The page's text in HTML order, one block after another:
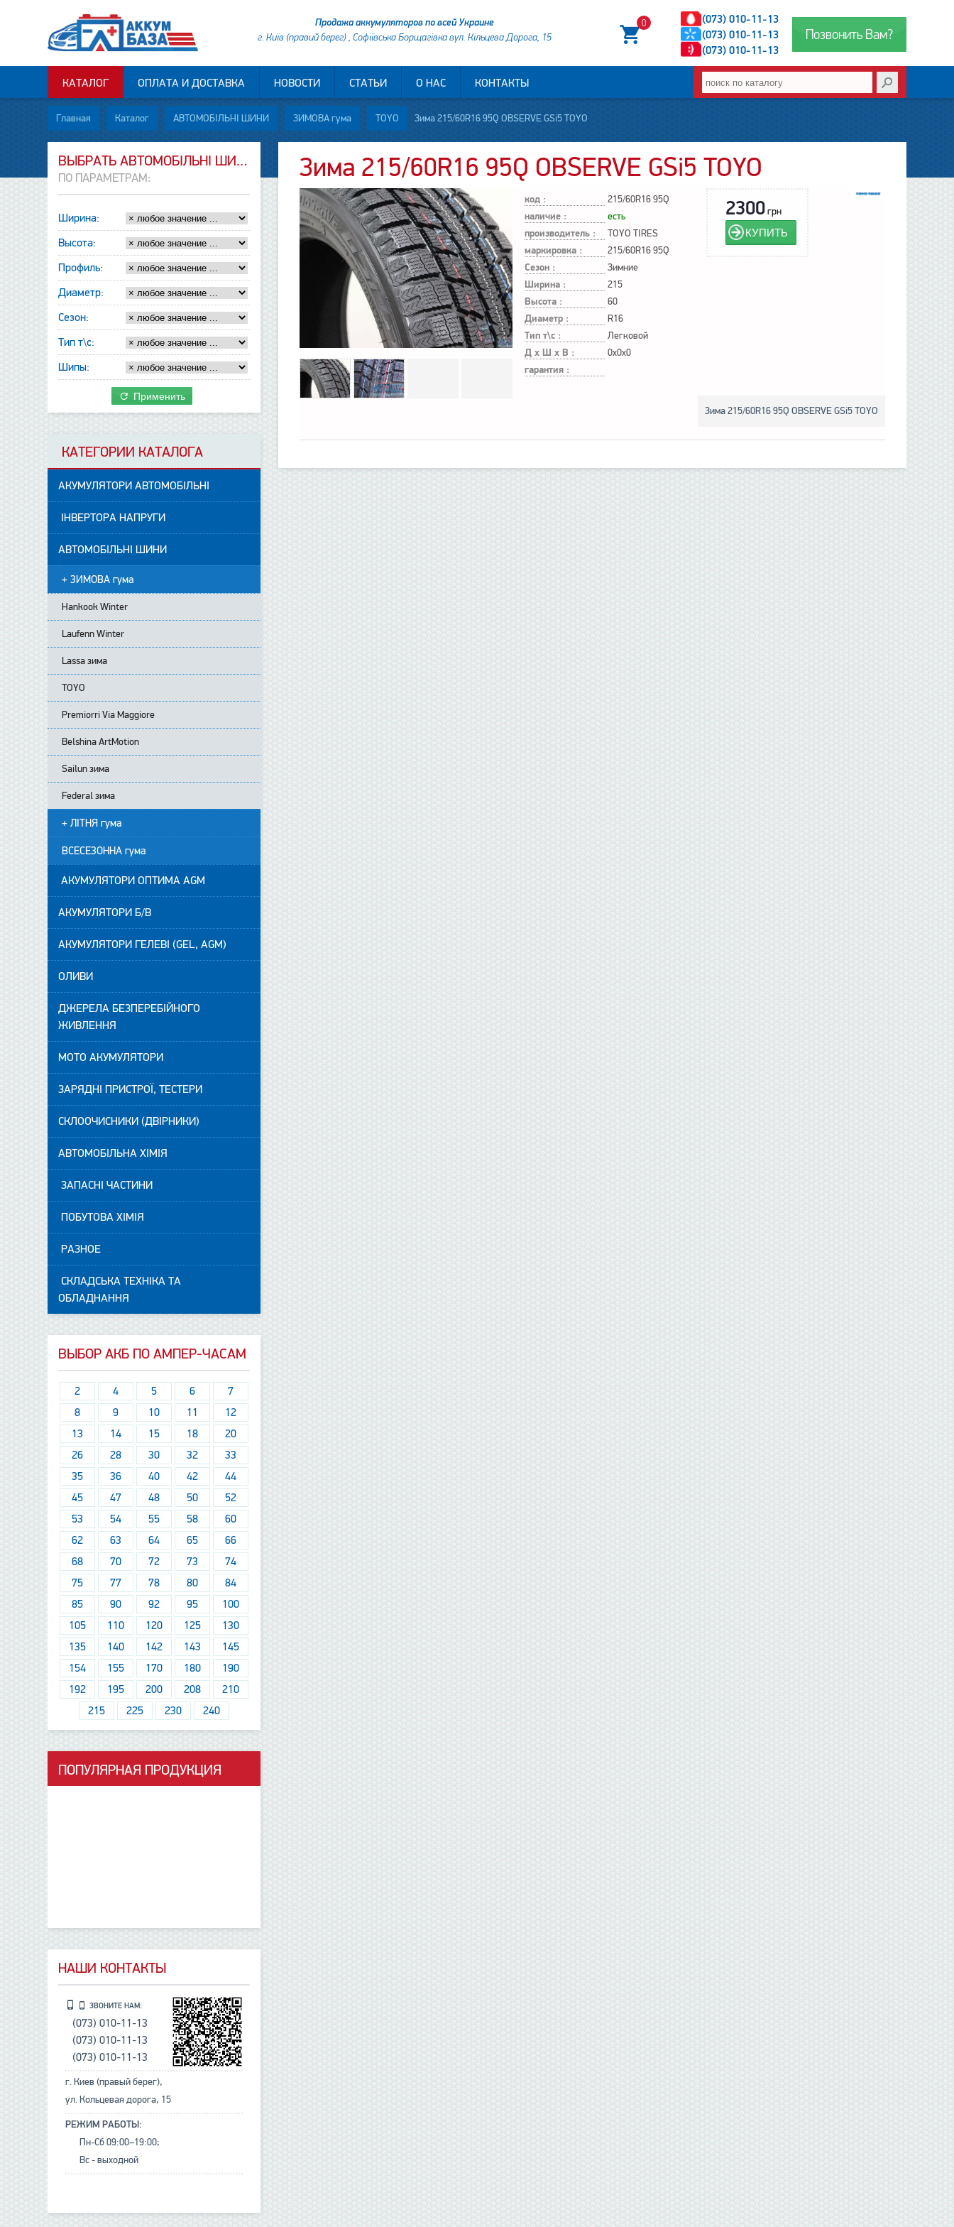
Позвонить Вам?
(073) 010-11-13
(073) 010-11-13
(073) 010-11-13
0
Продажа аккумуляторов по всей Украине
г. Київ (правий берег) , Софіївська Борщагівка вул. Кільцева Дорога, 15
КАТАЛОГ ОПЛАТА И ДОСТАВКА НОВОСТИ СТАТЬИ О НАС КОНТАКТЫ
Главная Каталог АВТОМОБІЛЬНІ ШИНИ ЗИМОВА гума TOYO Зима 215/60R16 95Q OBSERVE GSi5 TOYO
Зима 215/60R16 95Q OBSERVE GSi5 TOYO
код : 215/60R16 95Q
наличие : есть
производитель : TOYO TIRES
маркировка : 215/60R16 95Q
Сезон : Зимние
Ширина : 215
Высота : 60
Диаметр : R16
Тип т\с : Легковой
Д х Ш х В : 0x0x0
гарантия :
2300грн
КУПИТЬ
Зима 215/60R16 95Q OBSERVE GSi5 TOYO
ВЫБРАТЬ АВТОМОБІЛЬНІ ШИНИ
ПО ПАРАМЕТРАМ:
Ширина:
Высота:
Профиль:
Диаметр:
Сезон:
Тип т\с:
Шипы:
Применить
КАТЕГОРИИ КАТАЛОГА
АКУМУЛЯТОРИ АВТОМОБІЛЬНІ
ІНВЕРТОРА НАПРУГИ
АВТОМОБІЛЬНІ ШИНИ
+ ЗИМОВА гума
Hankook Winter
Laufenn Winter
Lassa зима
TOYO
Premiorri Via Maggiore
Belshina ArtMotion
Sailun зима
Federal зима
+ ЛІТНЯ гума
ВСЕСЕЗОННА гума
АКУМУЛЯТОРИ ОПТИМА AGM
АКУМУЛЯТОРИ Б/В
АКУМУЛЯТОРИ ГЕЛЕВІ (GEL, AGM)
ОЛИВИ
ДЖЕРЕЛА БЕЗПЕРЕБІЙНОГО
ЖИВЛЕННЯ
МОТО АКУМУЛЯТОРИ
ЗАРЯДНІ ПРИСТРОЇ, ТЕСТЕРИ
СКЛООЧИСНИКИ (ДВІРНИКИ)
АВТОМОБІЛЬНА ХІМІЯ
ЗАПАСНІ ЧАСТИНИ
ПОБУТОВА ХІМІЯ
РАЗНОЕ
СКЛАДСЬКА ТЕХНІКА ТА
ОБЛАДНАННЯ
ВЫБОР АКБ ПО АМПЕР-ЧАСАМ
2 4 5 6
7
8
9 10 11
12
13
14 15 18
20
26
28 30 32
33
35
36 40 42
44
45
47 48 50
52
53
54 55 58
60
62
63 64 65
66
68
70 72 73
74
75
77 78 80
84
85
90 92 95
100
105
110 120 125
130
135
140 142 143
145
154
155 170 180
190
192
195 200 208
210
215
225 230 240
ПОПУЛЯРНАЯ ПРОДУКЦИЯ
данные отсутствуют
НАШИ КОНТАКТЫ
ЗВОНИТЕ НАМ:
(073) 010-11-13
(073) 010-11-13
(073) 010-11-13
г. Киев (правый берег),
ул. Кольцевая дорога, 15
РЕЖИМ РАБОТЫ:
Пн-Сб 09:00–19:00;
Вс - выходной